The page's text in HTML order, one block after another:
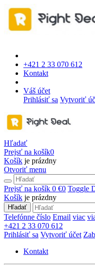
+421 2 33 070 612
Kontakt
Váš účet
Prihlásiť sa Vytvoriť
Hľadať
Prejsť na košík0
Košík je prázdny
Otvoriť menu
Prejsť na košík 0 €0 Toggle
Košík je prázdny
Hľadať
Telefónne číslo Email viac
+421 2 33 070 612
Prihlásiť sa Vytvoriť účet
Kontakt